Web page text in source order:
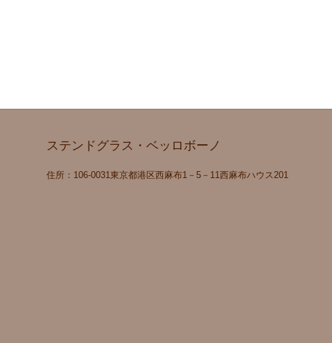
ステンドグラス・ベッロボーノ
住所：106‐0031東京都港区西麻布1－5－11西麻布ハウス201